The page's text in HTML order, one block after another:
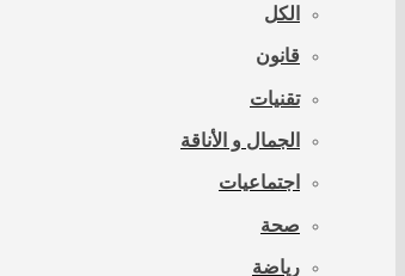
الكل
قانون
تقنيات
الجمال و الأناقة
اجتماعيات
صحة
رياضة